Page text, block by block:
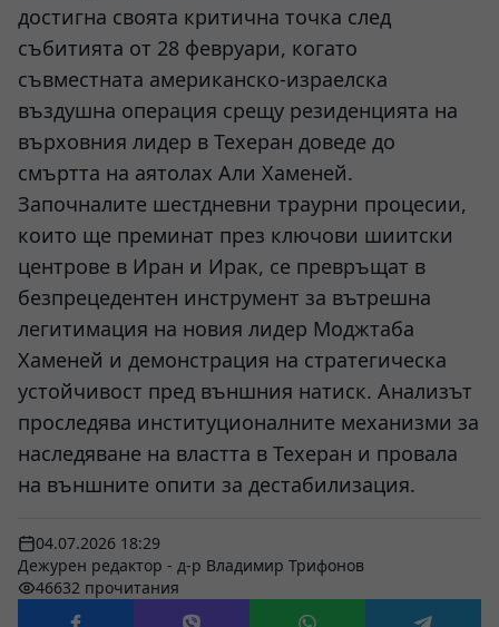
достигна своята критична точка след
събитията от 28 февруари, когато
съвместната американско-израелска
въздушна операция срещу резиденцията на
върховния лидер в Техеран доведе до
смъртта на аятолах Али Хаменей.
Започналите шестдневни траурни процесии,
които ще преминат през ключови шиитски
центрове в Иран и Ирак, се превръщат в
безпрецедентен инструмент за вътрешна
легитимация на новия лидер Моджтаба
Хаменей и демонстрация на стратегическа
устойчивост пред външния натиск. Анализът
проследява институционалните механизми за
наследяване на властта в Техеран и провала
на външните опити за дестабилизация.
04.07.2026 18:29
Дежурен редактор - д-р Владимир Трифонов
46632 прочитания